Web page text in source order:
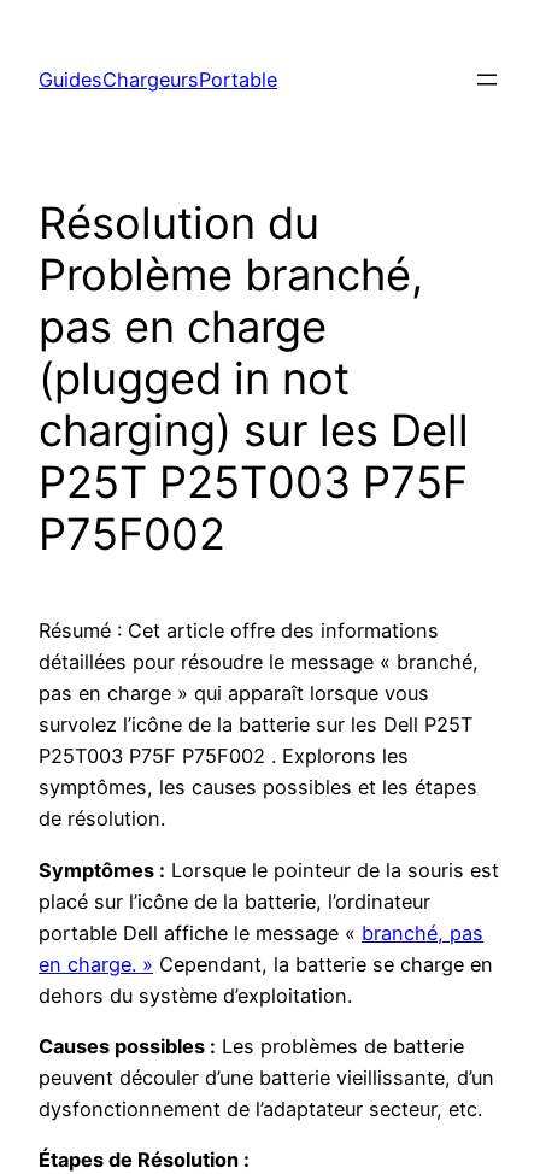
contenu
GuidesChargeursPortable
Résolution du
Problème branché,
pas en charge
(plugged in not
charging) sur les Dell
P25T P25T003 P75F
P75F002
Résumé : Cet article offre des informations
détaillées pour résoudre le message « branché,
pas en charge » qui apparaît lorsque vous
survolez l’icône de la batterie sur les Dell P25T
P25T003 P75F P75F002 . Explorons les
symptômes, les causes possibles et les étapes
de résolution.
Symptômes : Lorsque le pointeur de la souris est
placé sur l’icône de la batterie, l’ordinateur
portable Dell affiche le message « branché, pas
en charge. » Cependant, la batterie se charge en
dehors du système d’exploitation.
Causes possibles : Les problèmes de batterie
peuvent découler d’une batterie vieillissante, d’un
dysfonctionnement de l’adaptateur secteur, etc.
Étapes de Résolution :